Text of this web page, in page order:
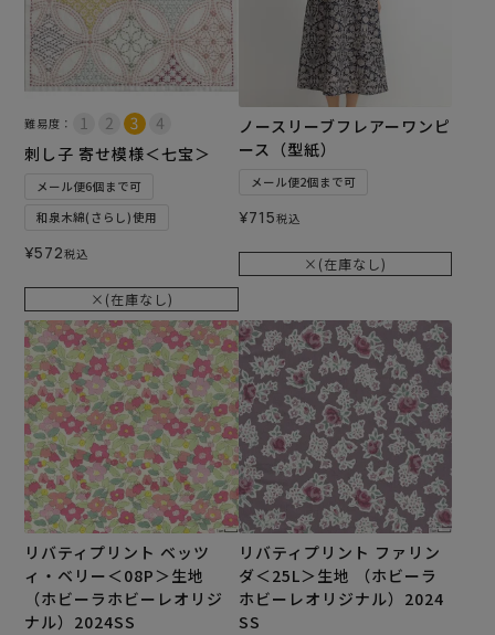
難易度：
刺し子 寄せ模様＜七宝＞
メール便6個まで可
和泉木綿(さらし)使用
¥572税込
×(在庫なし)
ノースリーブフレアーワンピ
ース（型紙）
メール便2個まで可
¥715税込
×(在庫なし)
リバティプリント ベッツ
ィ・ベリー＜08P＞生地
（ホビーラホビーレオリジ
ナル）2024SS
リバティプリント ファリン
ダ＜25L＞生地 （ホビーラ
ホビーレオリジナル）2024
SS